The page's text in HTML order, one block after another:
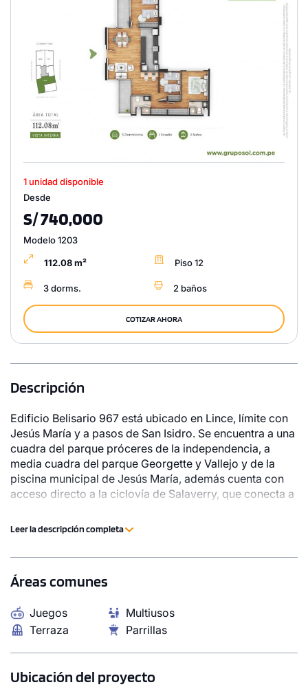
1 unidad disponible
Desde
S/ 740,000
Modelo 1203
112.08 m² Piso 12
3 dorms. 2 baños
COTIZAR AHORA
Desde
S/ 1,079,000
Modelo 1502
3 dorms.
Descripción
Edificio Belisario 967 está ubicado en Lince, límite con
Jesús María y a pasos de San Isidro. Se encuentra a una
cuadra del parque próceres de la independencia, a
media cuadra del parque Georgette y Vallejo y de la
piscina municipal de Jesús María, además cuenta con
acceso directo a la ciclovía de Salaverry, que conecta a
centro comercial Real Plaza Salaverry. Vive cerca de
tiempo para ti. Belisario 967 es un proyecto único en la
moderno, sostenible y funcional pensado para crear tus
INMOBILIARIO INCLUYEN DESCUENTOS VIGENTES.
PRECIOS VALIDOS PARA VENTAS CON CRÉDITO
Leer la descripción completa
Áreas comunes
Juegos
Multiusos
Terraza
Parrillas
Ubicación del proyecto